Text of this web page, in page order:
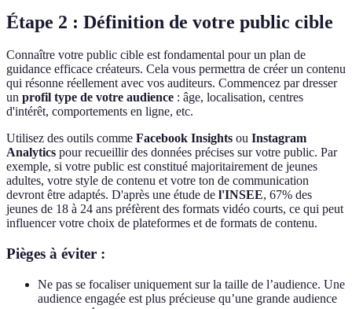
Étape 2 : Définition de votre public cible
Connaître votre public cible est fondamental pour un plan de
guidance efficace créateurs. Cela vous permettra de créer un contenu
qui résonne réellement avec vos auditeurs. Commencez par dresser
un profil type de votre audience : âge, localisation, centres
d'intérêt, comportements en ligne, etc.
Utilisez des outils comme Facebook Insights ou Instagram
Analytics pour recueillir des données précises sur votre public. Par
exemple, si votre public est constitué majoritairement de jeunes
adultes, votre style de contenu et votre ton de communication
devront être adaptés. D'après une étude de l'INSEE, 67% des
jeunes de 18 à 24 ans préfèrent des formats vidéo courts, ce qui peut
influencer votre choix de plateformes et de formats de contenu.
Pièges à éviter :
Ne pas se focaliser uniquement sur la taille de l’audience. Une
audience engagée est plus précieuse qu’une grande audience